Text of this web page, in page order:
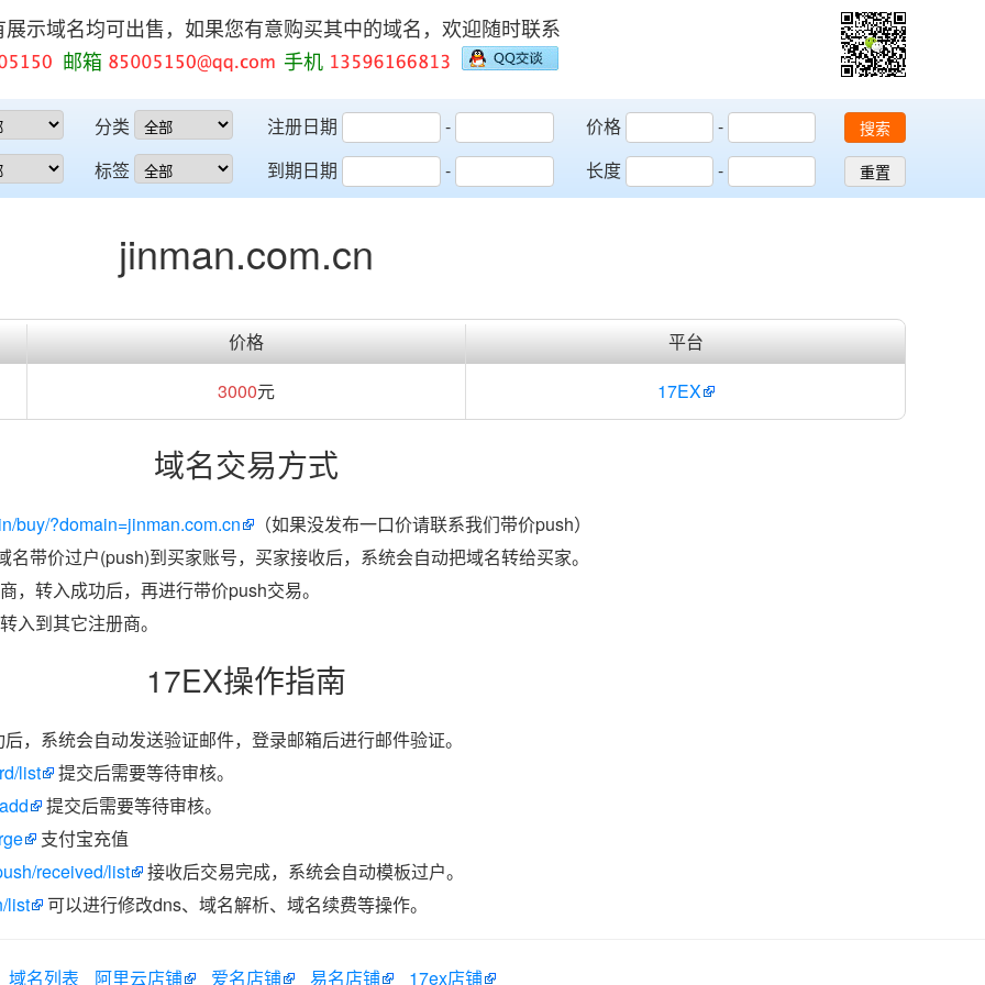
示域名均可出售，如果您有意购买其中的域名，欢迎随时联系
邮箱
手机
分类
标签
注册日期
-
到期日期
-
价格
-
长度
-
搜索
重置
jinman.com.cn
价格
平台
3000元 17EX
域名交易方式
buy/?domain=jinman.com.cn
（如果没发布一口价请联系我们带价push）
带价过户(push)到买家账号，买家接收后，系统会自动把域名转给买家。
，转入成功后，再进行带价push交易。
入到其它注册商。
17EX操作指南
，系统会自动发送验证邮件，登录邮箱后进行邮件验证。
list
提交后需要等待审核。
提交后需要等待审核。
支付宝充值
received/list
接收后交易完成，系统会自动模板过户。
list
可以进行修改dns、域名解析、域名续费等操作。
域名列表 阿里云店铺 爱名店铺 易名店铺 17ex店铺